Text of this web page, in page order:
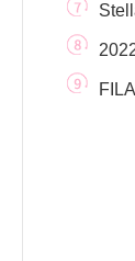
装清新
系列
A.M.